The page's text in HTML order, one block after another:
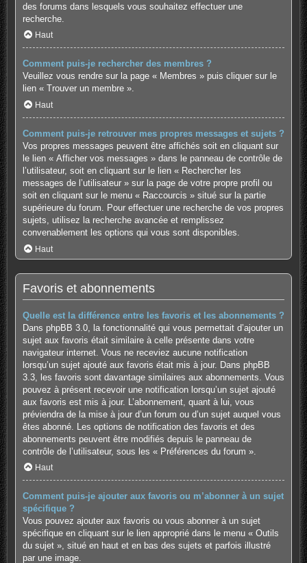
des forums dans lesquels vous souhaitez effectuer une
recherche.
Haut
Comment puis-je rechercher des membres ?
Veuillez vous rendre sur la page « Membres » puis cliquer sur le
lien « Trouver un membre ».
Haut
Comment puis-je retrouver mes propres messages et sujets ?
Vos propres messages peuvent être affichés soit en cliquant sur
le lien « Afficher vos messages » dans le panneau de contrôle de
l’utilisateur, soit en cliquant sur le lien « Rechercher les
messages de l’utilisateur » sur la page de votre propre profil ou
soit en cliquant sur le menu « Raccourcis » situé sur la partie
supérieure du forum. Pour effectuer une recherche de vos propres
sujets, utilisez la recherche avancée et remplissez
convenablement les options qui vous sont disponibles.
Haut
Favoris et abonnements
Quelle est la différence entre les favoris et les abonnements ?
Dans phpBB 3.0, la fonctionnalité qui vous permettait d’ajouter un
sujet aux favoris était similaire à celle présente dans votre
navigateur internet. Vous ne receviez aucune notification
lorsqu’un sujet ajouté aux favoris était mis à jour. Dans phpBB
3.3, les favoris sont davantage similaires aux abonnements. Vous
pouvez à présent recevoir une notification lorsqu’un sujet ajouté
aux favoris est mis à jour. L’abonnement, quant à lui, vous
préviendra de la mise à jour d’un forum ou d’un sujet auquel vous
êtes abonné. Les options de notification des favoris et des
abonnements peuvent être modifiés depuis le panneau de
contrôle de l’utilisateur, sous les « Préférences du forum ».
Haut
Comment puis-je ajouter aux favoris ou m’abonner à un sujet
spécifique ?
Vous pouvez ajouter aux favoris ou vous abonner à un sujet
spécifique en cliquant sur le lien approprié dans le menu « Outils
du sujet », situé en haut et en bas des sujets et parfois illustré
par une image.